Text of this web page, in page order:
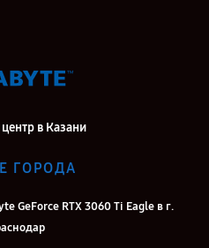
в Казани
ГОРОДА
GeForce RTX 3060 Ti Eagle в г.